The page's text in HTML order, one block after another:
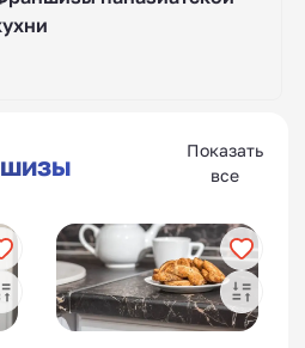
Показать
все